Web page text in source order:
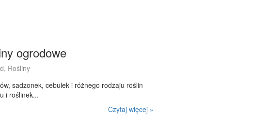
ogrodowe
Rośliny
sadzonek, cebulek i różnego rodzaju roślin
i roślinek...
Czytaj więcej »